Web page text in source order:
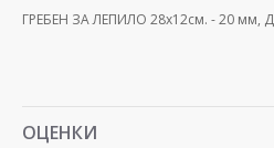
ГРЕБЕН ЗА ЛЕПИЛО 28x12см. - 20 мм,
ОЦЕНКИ